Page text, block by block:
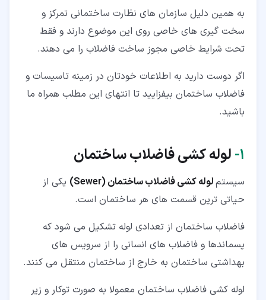
۵‏- انواع روش های لوله کشی فاضلاب ساختمان
۷‏-‏۱‏- سه راهی ها
۷‏-‏۲‏- فلنج ها
۷‏-‏۴‏- دریچه بازدید
۸‏- سرنوشت پسماندها بعد از خروج از لوله های فاضلاب
به همین دلیل سازمان های نظارت ساختمانی تمرکز و
سخت گیری های خاصی روی این موضوع دارند و فقط
تحت شرایط خاصی مجوز ساخت فاضلاب را می دهند.
اگر دوست دارید به اطلاعات خودتان در زمینه تاسیسات و
فاضلاب ساختمان بیفزایید تا انتهای این مطلب همراه ما
باشید.
۱‏- لوله کشی فاضلاب ساختمان
سیستملوله کشی فاضلاب ساختمان (Sewer)
یکی از
حیاتی ترین قسمت های هر ساختمان است.
فاضلاب ساختمان از تعدادی لوله تشکیل می شود که
پسماندها و فاضلاب های انسانی را از سرویس های
بهداشتی ساختمان به خارج از ساختمان منتقل می کنند.
لوله کشی فاضلاب ساختمان معمولا به صورت توکار و زیر